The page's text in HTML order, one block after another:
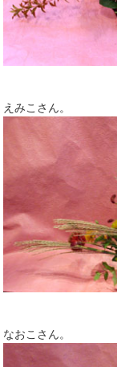
えみこさん。
なおこさん。